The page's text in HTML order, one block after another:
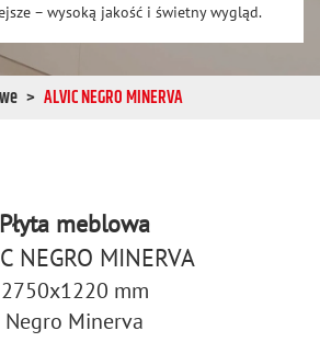
– wysoką jakość i świetny wygląd.
ALVIC NEGRO MINERVA
Płyta meblowa
NEGRO MINERVA
2750x1220 mm
Negro Minerva